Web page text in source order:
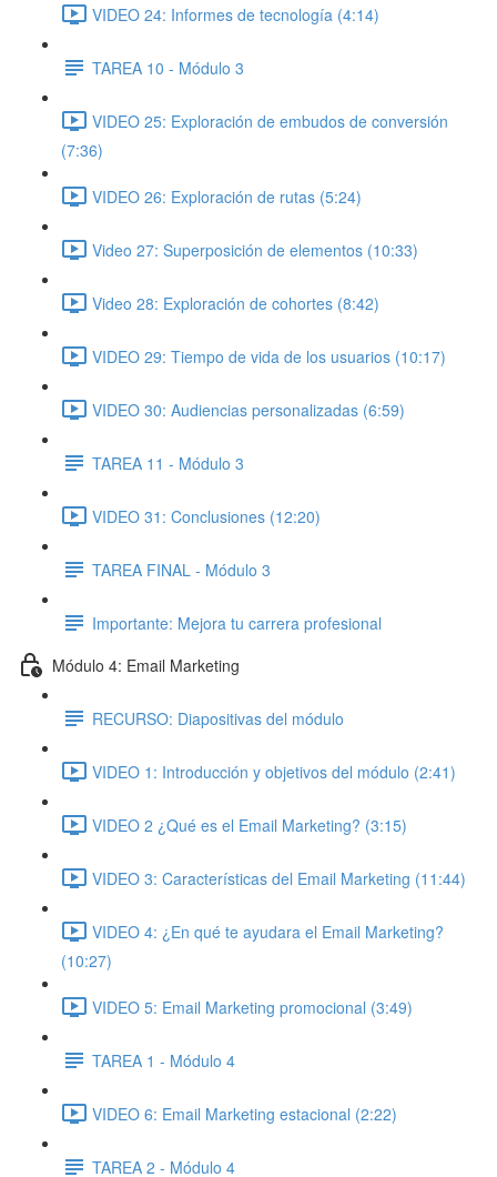
VIDEO 24: Informes de tecnología (4:14)
TAREA 10 - Módulo 3
VIDEO 25: Exploración de embudos de conversión
(7:36)
VIDEO 26: Exploración de rutas (5:24)
Video 27: Superposición de elementos (10:33)
Video 28: Exploración de cohortes (8:42)
VIDEO 29: Tiempo de vida de los usuarios (10:17)
VIDEO 30: Audiencias personalizadas (6:59)
TAREA 11 - Módulo 3
VIDEO 31: Conclusiones (12:20)
TAREA FINAL - Módulo 3
Importante: Mejora tu carrera profesional
Módulo 4: Email Marketing
RECURSO: Diapositivas del módulo
VIDEO 1: Introducción y objetivos del módulo (2:41)
VIDEO 2 ¿Qué es el Email Marketing? (3:15)
VIDEO 3: Características del Email Marketing (11:44)
VIDEO 4: ¿En qué te ayudara el Email Marketing?
(10:27)
VIDEO 5: Email Marketing promocional (3:49)
TAREA 1 - Módulo 4
VIDEO 6: Email Marketing estacional (2:22)
TAREA 2 - Módulo 4